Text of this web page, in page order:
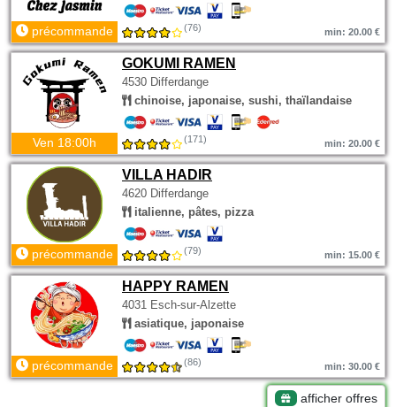
précommande (76) min: 20.00 €
GOKUMI RAMEN
4530 Differdange
chinoise, japonaise, sushi, thaïlandaise
Ven 18:00h (171) min: 20.00 €
VILLA HADIR
4620 Differdange
italienne, pâtes, pizza
précommande (79) min: 15.00 €
HAPPY RAMEN
4031 Esch-sur-Alzette
asiatique, japonaise
précommande (86) min: 30.00 €
afficher offres